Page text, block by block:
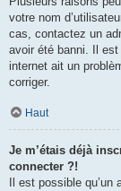
votre nom
cas, contactez un
avoir été banni. Il
internet ait un
corriger.
Haut
Je m’étais déjà
connecter ?!
Il est possible